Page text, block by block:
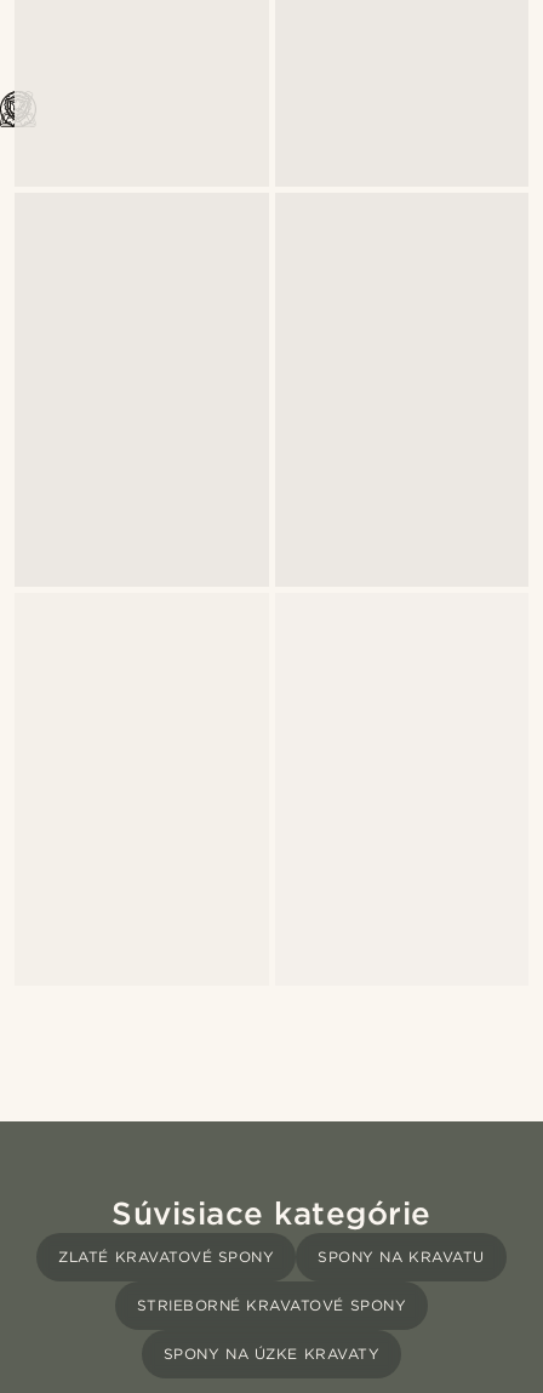
Súvisiace kategórie
ZLATÉ KRAVATOVÉ SPONY SPONY NA KRAVATU
STRIEBORNÉ KRAVATOVÉ SPONY
SPONY NA ÚZKE KRAVATY